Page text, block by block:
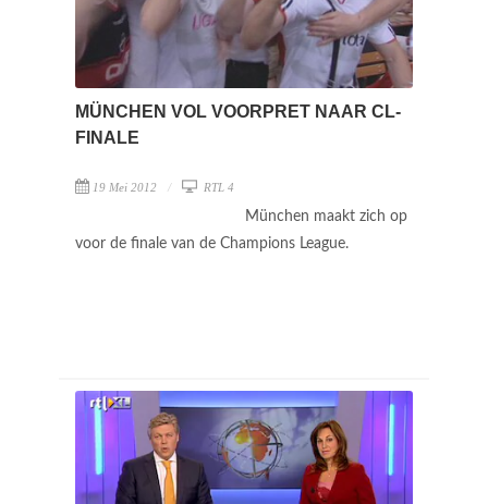
MÜNCHEN VOL VOORPRET NAAR CL-
FINALE
19 Mei 2012 RTL 4
München maakt zich op
voor de finale van de Champions League.